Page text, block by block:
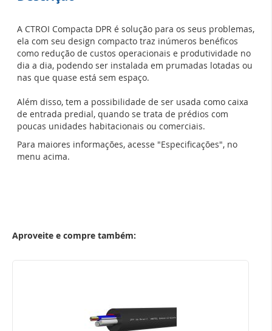
A CTROI Compacta DPR é solução para os seus problemas,
ela com seu design compacto traz inúmeros benéficos
como redução de custos operacionais e produtividade no
dia a dia, podendo ser instalada em prumadas lotadas ou
nas que quase está sem espaço.
Além disso, tem a possibilidade de ser usada como caixa
de entrada predial, quando se trata de prédios com
poucas unidades habitacionais ou comerciais.
Para maiores informações, acesse "Especificações", no
menu acima.
Aproveite e compre também: